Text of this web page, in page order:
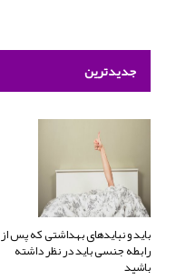
جدیدترین
باید و نبایدهای بهداشتی که پس از
رابطه جنسی باید در نظر داشته
باشید